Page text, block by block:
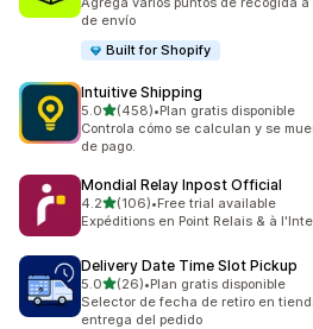
de envío
Built for Shopify
Intuitive Shipping
5.0de 5 estrellas
(458)
458 reseñas en total
•Plan gratis disponible
Controla cómo se calculan y se
de pago.
Mondial Relay Inpost Official
4.2de 5 estrellas
(106)
106 reseñas en total
•Free trial available
Expéditions en Point Relais & à
Delivery Date Time Slot Pickup
5.0de 5 estrellas
(26)
26 reseñas en total
•Plan gratis disponible
Selector de fecha de retiro en
entrega del pedido